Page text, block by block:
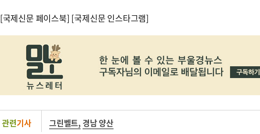
[국제신문 페이스북] [국제신문 인스타그램]
관련기사 그린벨트, 경남 양산